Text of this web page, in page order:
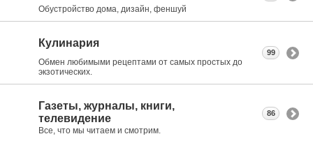
Обустройство дома, дизайн, феншуй
Кулинария
Обмен любимыми рецептами от самых простых до
экзотических.
99
Газеты, журналы, книги,
телевидение
Все, что мы читаем и смотрим.
86